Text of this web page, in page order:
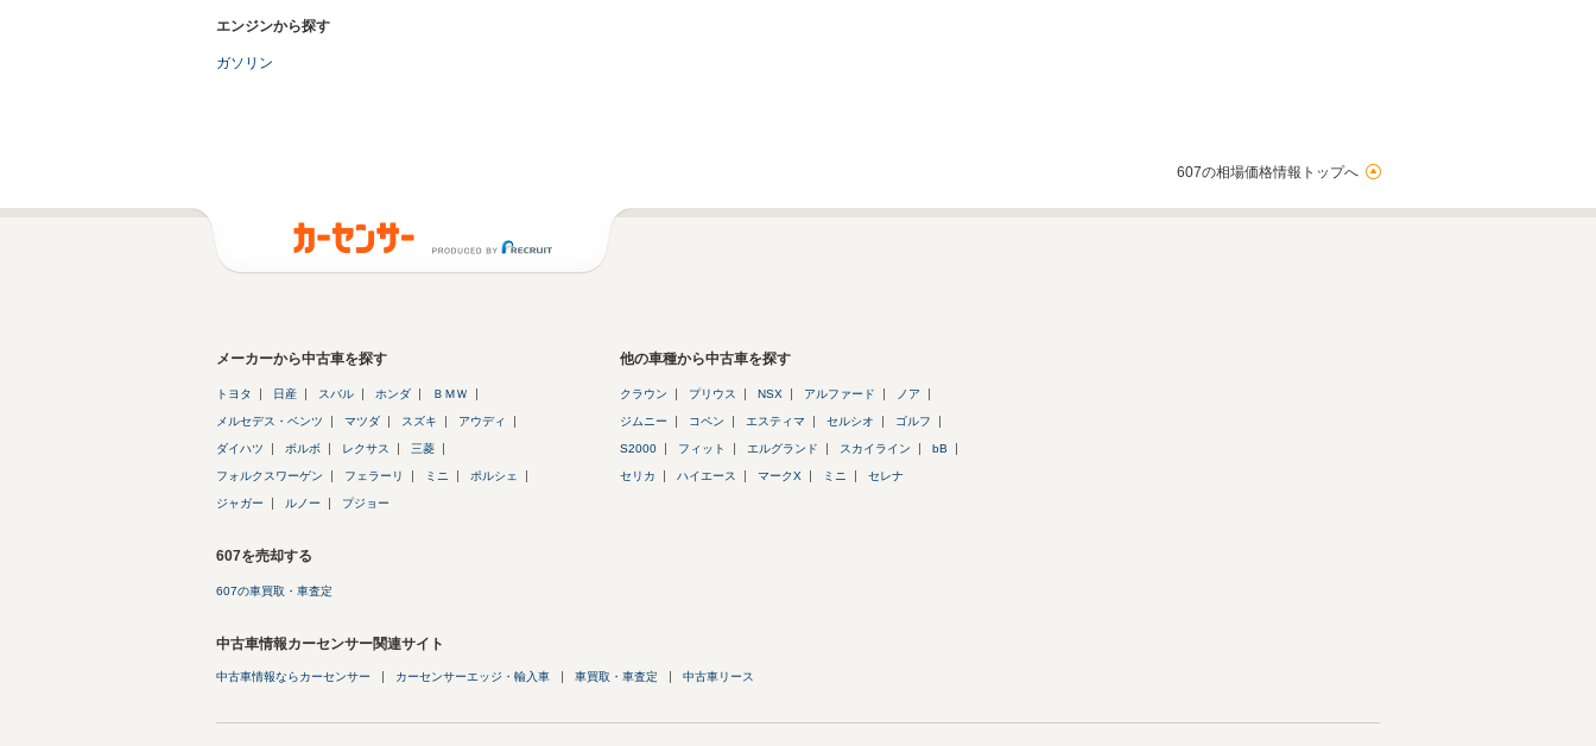
エンジンから探す
ガソリン
607の相場価格情報トップへ
メーカーから中古車を探す
トヨタ 日産 スバル ホンダ ＢＭＷ
メルセデス・ベンツ マツダ スズキ アウディ
ダイハツ ボルボ レクサス 三菱
フォルクスワーゲン フェラーリ ミニ ポルシェ
ジャガー ルノー プジョー
他の車種から中古車を探す
クラウン プリウス NSX アルファード ノア
ジムニー コペン エスティマ セルシオ ゴルフ
S2000 フィット エルグランド スカイライン bB
セリカ ハイエース マークX ミニ セレナ
607を売却する
607の車買取・車査定
中古車情報カーセンサー関連サイト
中古車情報ならカーセンサー カーセンサーエッジ・輸入車 車買取・車査定 中古車リース